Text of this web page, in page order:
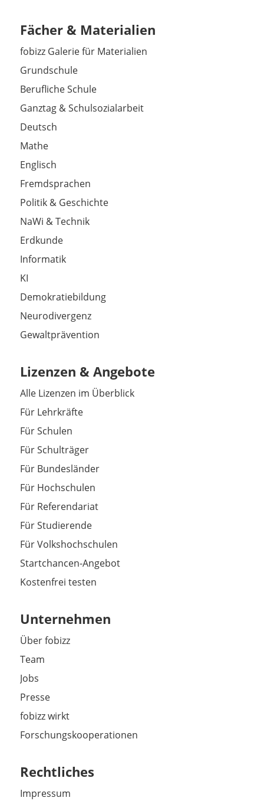
Fächer & Materialien
fobizz Galerie für Materialien
Grundschule
Berufliche Schule
Ganztag & Schulsozialarbeit
Deutsch
Mathe
Englisch
Fremdsprachen
Politik & Geschichte
NaWi & Technik
Erdkunde
Informatik
KI
Demokratiebildung
Neurodivergenz
Gewaltprävention
Lizenzen & Angebote
Alle Lizenzen im Überblick
Für Lehrkräfte
Für Schulen
Für Schulträger
Für Bundesländer
Für Hochschulen
Für Referendariat
Für Studierende
Für Volkshochschulen
Startchancen-Angebot
Kostenfrei testen
Unternehmen
Über fobizz
Team
Jobs
Presse
fobizz wirkt
Forschungskooperationen
Rechtliches
Impressum